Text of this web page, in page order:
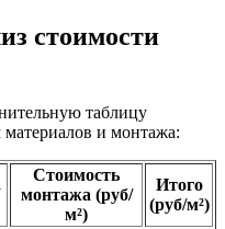
стоимости
таблицу
и монтажа:
Стоимость
монтажа (руб/
м²)
Итого
(руб/м²)